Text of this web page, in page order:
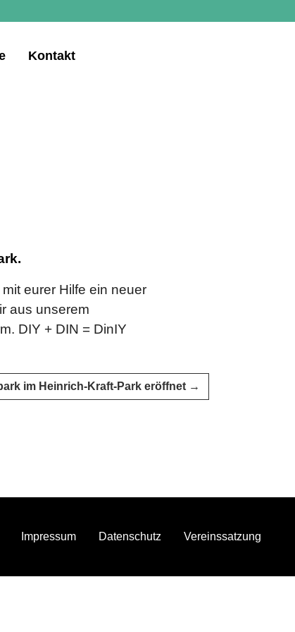
Kontakt
eurer Hilfe ein neuer
aus unserem
DIY + DIN = DinIY
im Heinrich-Kraft-Park eröffnet →
Impressum Datenschutz Vereinssatzung